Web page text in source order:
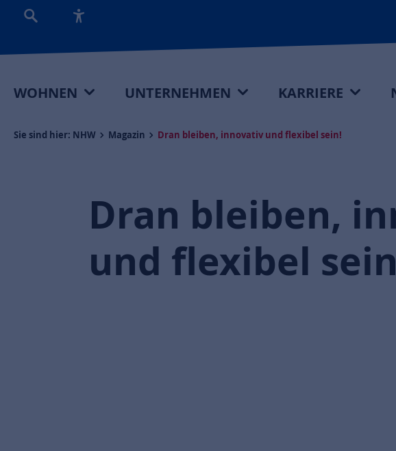
WOHNEN UNTERNEHMEN KARRIERE
Sie sind hier: NHW Magazin Dran bleiben, innovativ und flexibel sein!
Dran bleiben,
und flexibel